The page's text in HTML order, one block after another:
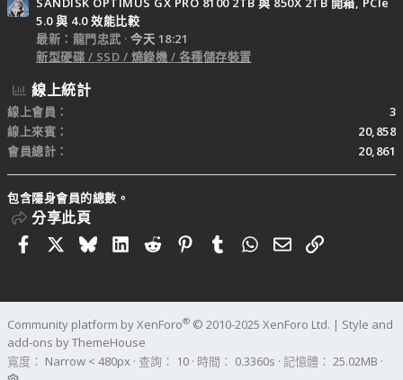
5.0 與 4.0 效能比較
最新：龍門忠武
今天 18:21
新型硬碟 / SSD / 燒錄機 / 各種儲存裝置
線上統計
線上會員
3
線上來賓
20,858
會員總計
20,861
包含隱身會員的總數。
分享此頁
FacebookBlueskyLinkedIn
RedditPinterestTumblrWhatsApp
電子郵件
連結
Community platform by XenForo® © 2010-2025 XenForo Ltd. | Style and
add-ons by ThemeHouse
寬度
查詢 10 時間 0.3360s 記憶體 25.02MB